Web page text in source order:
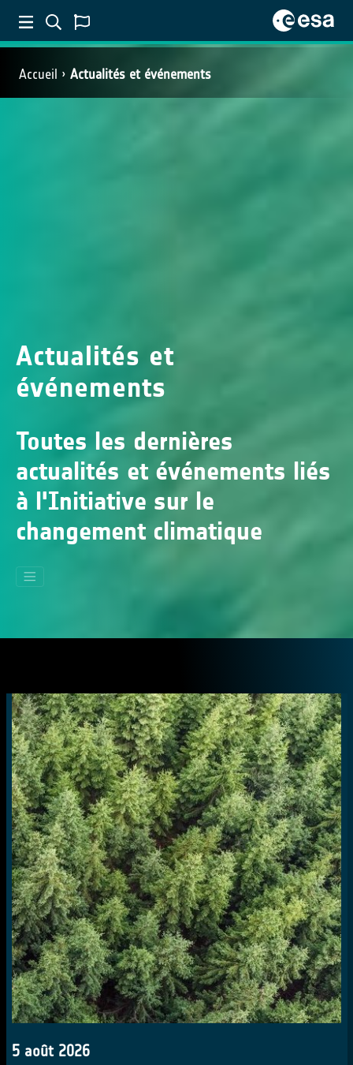
Accueil Actualités et événements
Actualités et
événements
Toutes les dernières
actualités et événements liés
à l'Initiative sur le
changement climatique
5 août 2026